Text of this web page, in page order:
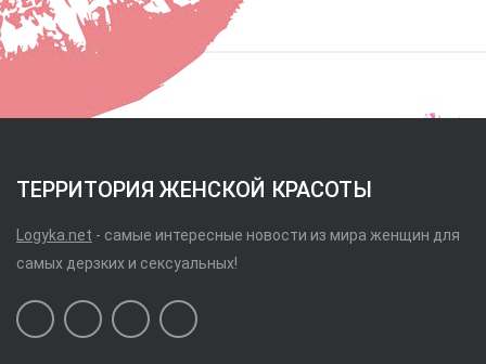
ТЕРРИТОРИЯ ЖЕНСКОЙ КРАСОТЫ
Logyka.net - самые интересные новости из мира женщин для
самых дерзких и сексуальных!